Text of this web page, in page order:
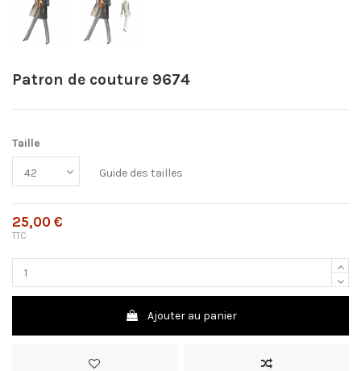
Patron de couture 9674
Taille
Guide des tailles
25,00 €
TTC
Ajouter au panier